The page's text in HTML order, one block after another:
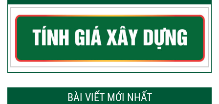
BÀI VIẾT MỚI NHẤT